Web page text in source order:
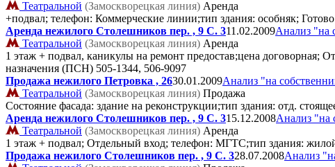
Театральной (Замоскворецкая линия) Аренда
+подвал; телефон: Коммерческие линии;тип здания: особняк;
Аренда нежилого Столешников пер. , 9 C. 311.02.2009Анализ "на
Театральной (Замоскворецкая линия) Аренда
1 этаж + подвал, каникулы на ремонт предостав;цена
назначения (ПСН) 505-1344, 506-9097
Продажа нежилого Петровка , 2630.01.2009Анализ "на
Театральной (Замоскворецкая линия) Продажа
Состояние фасада: здание на реконструкции;тип здания: отд.
Аренда нежилого Столешников пер. , 9 C. 315.12.2008Анализ "на
Театральной (Замоскворецкая линия) Аренда
1 этаж + подвал; Отдельный вход; телефон: МГТС;тип здания:
Продажа нежилого Столешников пер. , 9 C. 328.07.2008Анализ